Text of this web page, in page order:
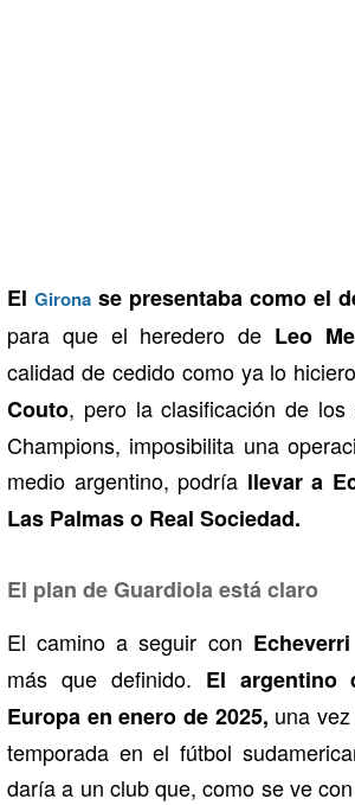
El Girona se presentaba como el
para que el heredero de Leo
calidad de cedido como ya lo
Couto, pero la clasificación de los
Champions, imposibilita una
medio argentino, podría llevar a
Las Palmas o Real Sociedad.
El plan de Guardiola está claro
El camino a seguir con Echeverri
más que definido. El argentino
Europa en enero de 2025, una
temporada en el fútbol
daría a un club que, como se ve